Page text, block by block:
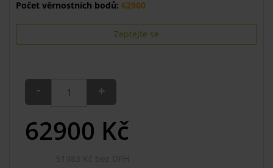
Počet věrnostních bodů: 62900
Zeptejte se
- +
62900 Kč